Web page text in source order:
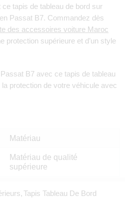
tapis de tableau de bord sur
Passat B7. Commandez dès
des accessoires voiture Maroc
protection supérieure et d’un style
B7 avec ce tapis de tableau
protection de votre véhicule avec
Matériau
Matériau de qualité
supérieure
,Tapis Tableau De Bord